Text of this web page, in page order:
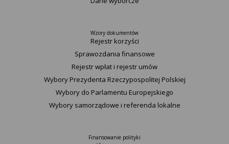
Wzory dokumentów
Rejestr korzyści
Sprawozdania finansowe
Rejestr wpłat i rejestr umów
Wybory Prezydenta Rzeczypospolitej Polskiej
Wybory do Parlamentu Europejskiego
Wybory samorządowe i referenda lokalne
Finansowanie polityki